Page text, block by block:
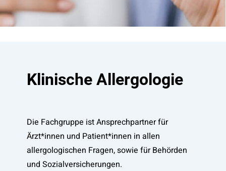
Klinische Allergologie
Die Fachgruppe ist Ansprechpartner für
Ärzt*innen und Patient*innen in allen
allergologischen Fragen, sowie für Behörden
und Sozialversicherungen.